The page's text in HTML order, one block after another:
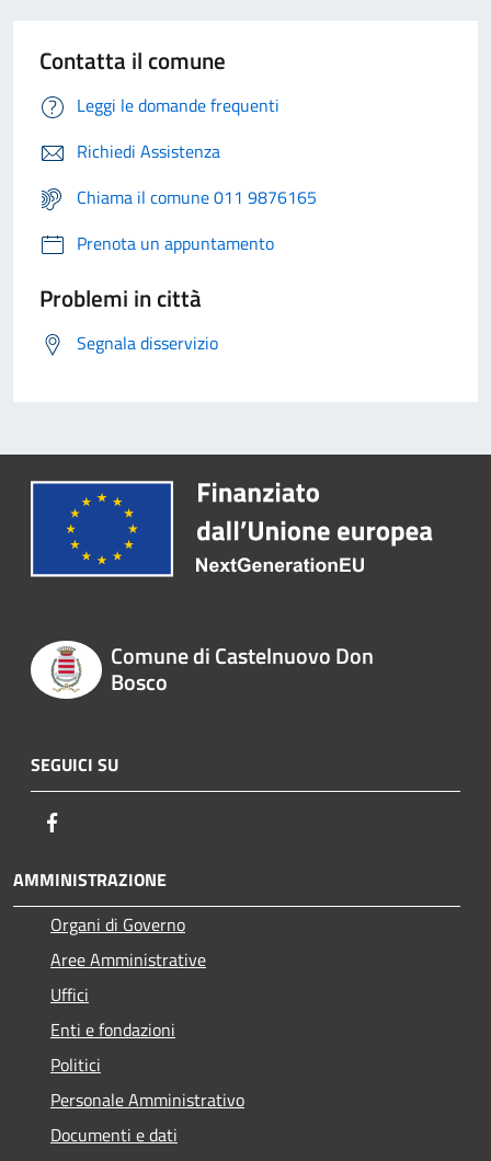
Contatta il comune
Leggi le domande frequenti
Richiedi Assistenza
Chiama il comune 011 9876165
Prenota un appuntamento
Problemi in città
Segnala disservizio
Comune di Castelnuovo Don
Bosco
SEGUICI SU
AMMINISTRAZIONE
Organi di Governo
Aree Amministrative
Uffici
Enti e fondazioni
Politici
Personale Amministrativo
Documenti e dati